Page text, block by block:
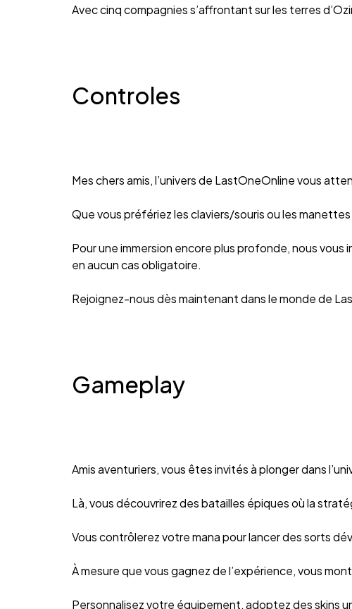
Avec cinq compagnies s’affrontant sur les terres
Controles
Mes chers amis, l’univers de LastOneOnline vous
Que vous préfériez les claviers/souris ou les
Pour une immersion encore plus profonde, nous vous
en aucun cas obligatoire.
Rejoignez-nous dès maintenant dans le monde de
Gameplay
Amis aventuriers, vous êtes invités à plonger dans
Là, vous découvrirez des batailles épiques où la
Vous contrôlerez votre mana pour lancer des sorts
À mesure que vous gagnez de l’expérience, vous
Personnalisez votre équipement, adoptez des skins